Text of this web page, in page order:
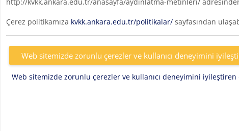
Çerez politikamıza kvkk.ankara.edu.tr/politikalar/sayfasından
Web sitemizde zorunlu çerezler ve kullanıcı deneyimini
Web sitemizde zorunlu çerezler ve kullanıcı deneyimini